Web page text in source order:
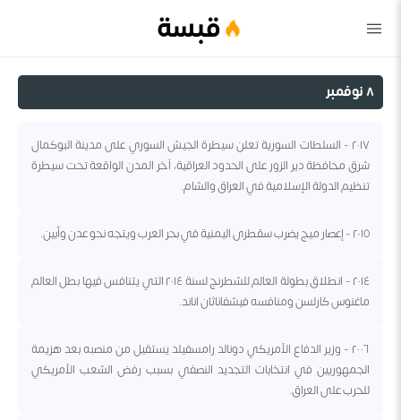
قبسة
٨ نوفمبر
٢٠١٧ - السلطات السورية تعلن سيطرة الجيش السوري على مدينة البوكمال
شرق محافظة دير الزور على الحدود العراقية، آخر المدن الواقعة تحت سيطرة
تنظيم الدولة الإسلامية في العراق والشام.
٢٠١٥ - إعصار ميج يضرب سقطرى اليمنية في بحر العرب ويتجه نحو عدن وأبين.
٢٠١٤ - انطلاق بطولة العالم للشطرنج لسنة ٢٠١٤ التي يتنافس فيها بطل العالم
ماغنوس كارلسن ومنافسه فيشفاناثان اناند.
٢٠٠٦ - وزير الدفاع الأمريكي دونالد رامسفيلد يستقيل من منصبه بعد هزيمة
الجمهوريين في انتخابات التجديد النصفي بسبب رفض الشعب الأمريكي
للحرب على العراق.